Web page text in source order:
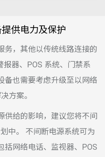
供电力及保护
务，其他以传统线路连接的
器、POS 系统、门禁系
备也需要考虑升级至以网络
方案。
供给的影响，建议您将不间
中。 不间断电源系统可为
括网络电话、监视器、POS